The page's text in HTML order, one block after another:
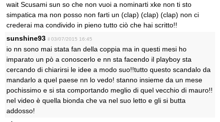
wait Scusami sun so che non vuoi a nominarti xke non ti sto
simpatica ma non posso non farti un (clap) (clap) (clap) non ci
crederai ma condivido in pieno tutto ciò che hai scritto!!
sunshine93 il 03/07/2015 16:45
io nn sono mai stata fan della coppia ma in questi mesi ho
imparato un pò a conoscerlo e nn sta facendo il playboy sta
cercando di chiarirsi le idee a modo suo!!tutto questo scandalo da
mandarlo a quel paese nn lo vedo! stanno insieme da un mese
pochissimo e si sta comportando meglio di quel vecchio di mauro!!
nel video è quella bionda che va nel suo letto e gli si butta
addosso!